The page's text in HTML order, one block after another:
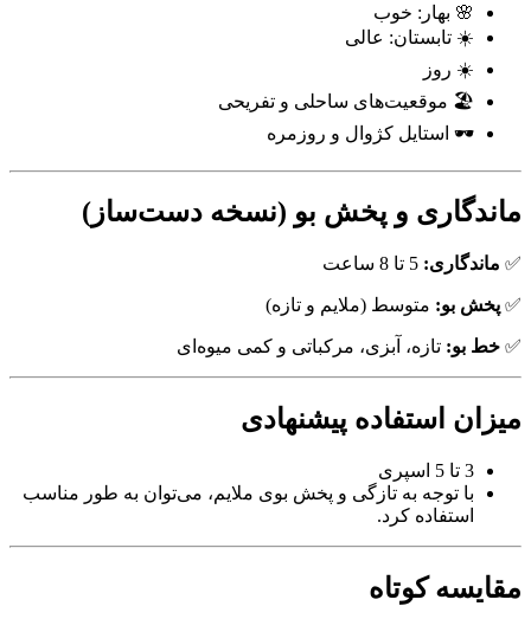
🌸 بهار: خوب
☀️ تابستان: عالی
☀️ روز
🏖️ موقعیت‌های ساحلی و تفریحی
🕶️ استایل کژوال و روزمره
ماندگاری و پخش بو (نسخه دست‌ساز)
✅ ماندگاری:
✅ پخش بو: متوسط (ملایم و تازه)
✅ خط بو: تازه، آبزی، مرکباتی و کمی میوه‌ای
میزان استفاده پیشنهادی
3 تا 5 اسپری
با توجه به تازگی و پخش بوی ملایم، می‌توان به طور مناسب
استفاده کرد.
مقایسه کوتاه